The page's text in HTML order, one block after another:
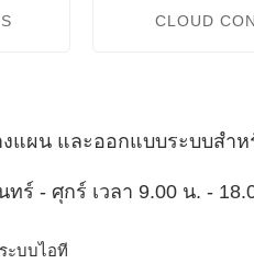
CLOUD
แผน และออกแบบระบบสำห
ทร์ - ศุกร์ เวลา 9.00 น. -
ะบบไอที